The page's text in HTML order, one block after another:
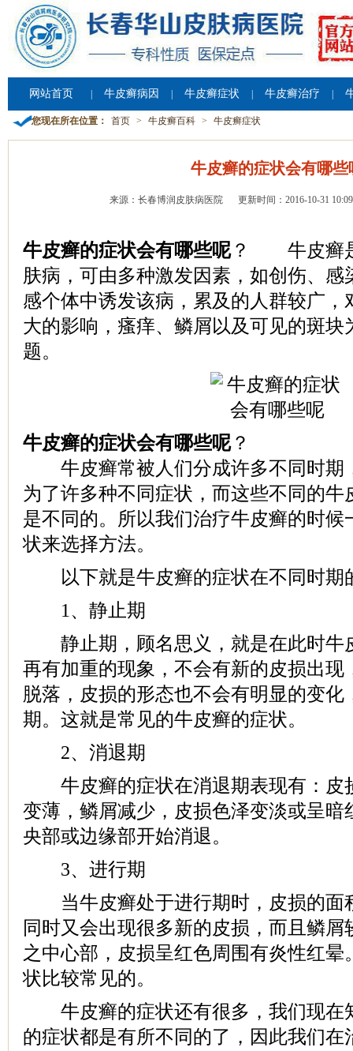
网站首页 牛皮癣病因 牛皮癣症状 牛皮癣治疗
您现在所在位置： 首页 > 牛皮癣百科 > 牛皮癣症状
牛皮癣的症状会有哪些
来源：长春博润皮肤病医院 更新时间：2016-10-31
牛皮癣的症状会有哪些呢？ 牛皮癣是
肤病，可由多种激发因素，如创伤、感
感个体中诱发该病，累及的人群较广，
大的影响，瘙痒、鳞屑以及可见的斑块
题。
牛皮癣的症状会有哪些呢？
牛皮癣常被人们分成许多不同时期
为了许多种不同症状，而这些不同的牛
是不同的。所以我们治疗牛皮癣的时候
状来选择方法。
以下就是牛皮癣的症状在不同时期
1、静止期
静止期，顾名思义，就是在此时牛
再有加重的现象，不会有新的皮损出现
脱落，皮损的形态也不会有明显的变化
期。这就是常见的牛皮癣的症状。
2、消退期
牛皮癣的症状在消退期表现有：皮
变薄，鳞屑减少，皮损色泽变淡或呈暗
央部或边缘部开始消退。
3、进行期
当牛皮癣处于进行期时，皮损的面
同时又会出现很多新的皮损，而且鳞屑
之中心部，皮损呈红色周围有炎性红晕
状比较常见的。
牛皮癣的症状还有很多，我们现在
的症状都是有所不同的了，因此我们在